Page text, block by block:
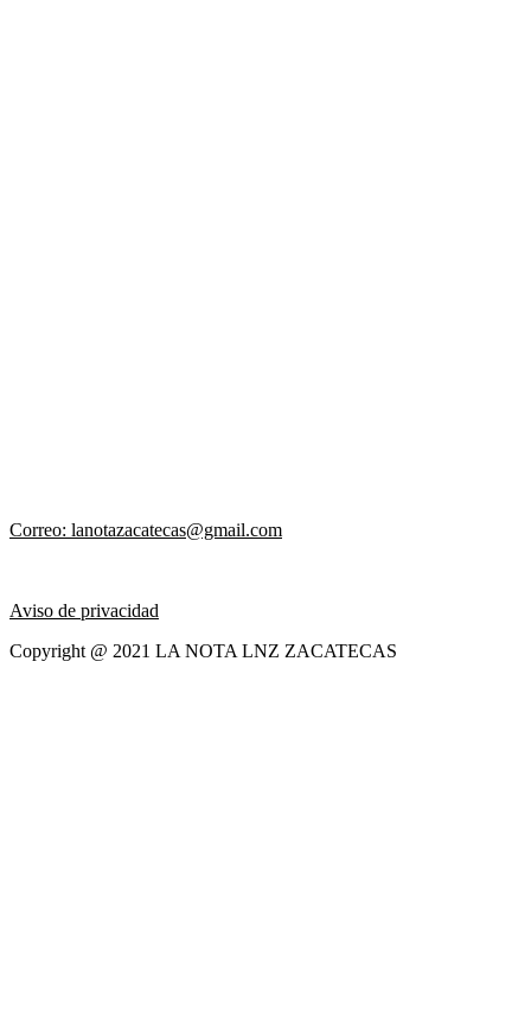
Correo: lanotazacatecas@gmail.com
Aviso de privacidad
Copyright @ 2021 LA NOTA LNZ ZACATECAS